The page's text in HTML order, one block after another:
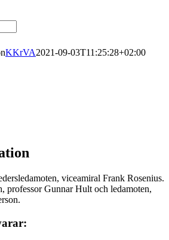
KKrVA2021-09-03T11:25:28+02:00
viceamiral Frank Rosenius.
professor Gunnar Hult och ledamoten,